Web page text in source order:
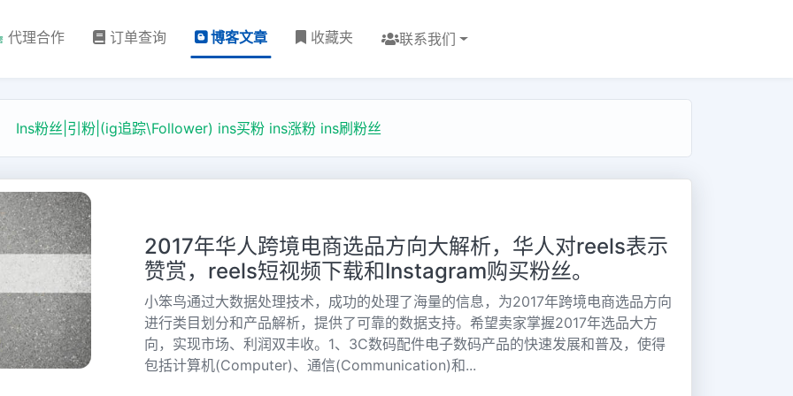
代理合作 订单查询 博客文章 收藏夹 联系我们
Ins粉丝|引粉|(ig追踪\Follower) ins买粉 ins涨粉 ins刷粉丝
2017年华人跨境电商选品方向大解析，华人对reels表示
赞赏，reels短视频下载和Instagram购买粉丝。
小笨鸟通过大数据处理技术，成功的处理了海量的信息，为2017年跨境电商选品方向
进行类目划分和产品解析，提供了可靠的数据支持。希望卖家掌握2017年选品大方
向，实现市场、利润双丰收。1、3C数码配件电子数码产品的快速发展和普及，使得
包括计算机(Computer)、通信(Communication)和...